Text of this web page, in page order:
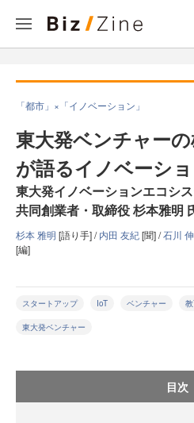
「都市」×「イノベーション」
東大発ベンチャー
が語るイノベーシ
東大発イノベーションエコシ
共同創業者・取締役 杉本雅明
杉本 雅明 [語り手] /内田 友紀[聞] /石川
[編]
スタートアップ IoT ベンチャー
東大発ベンチャー
目次